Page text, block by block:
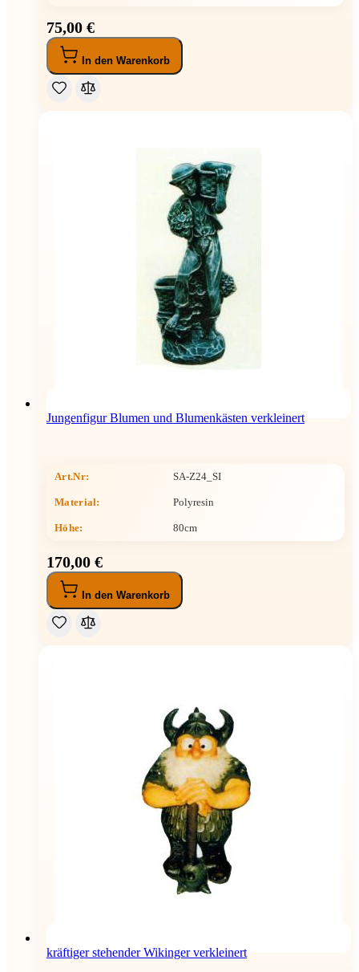
75,00 €
In den Warenkorb
Jungenfigur Blumen und Blumenkästen verkleinert
Art.Nr: SA-Z24_SI
Material: Polyresin
Höhe: 80cm
170,00 €
In den Warenkorb
kräftiger stehender Wikinger verkleinert